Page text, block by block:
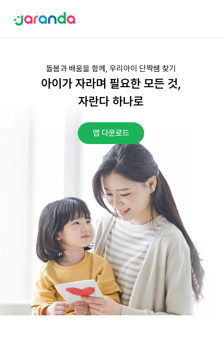
돌봄과 배움을 함께, 우리아이 단짝쌤 찾기
아이가 자라며 필요한 모든 것,
자란다 하나로
앱 다운로드